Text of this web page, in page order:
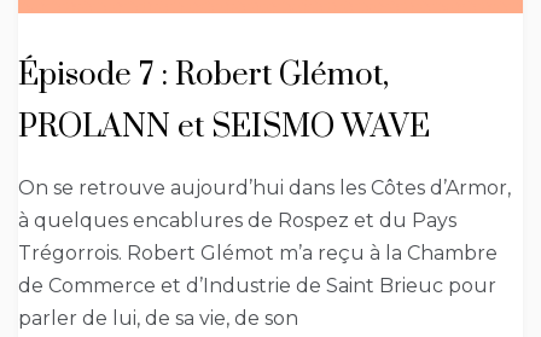
Épisode 7 : Robert Glémot,
PROLANN et SEISMO WAVE
On se retrouve aujourd’hui dans les Côtes d’Armor,
à quelques encablures de Rospez et du Pays
Trégorrois. Robert Glémot m’a reçu à la Chambre
de Commerce et d’Industrie de Saint Brieuc pour
parler de lui, de sa vie, de son